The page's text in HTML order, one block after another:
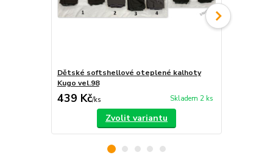
Dětské softshellové oteplené kalhoty
Kugo vel.98
439 Kč/ks Skladem 2 ks
Zvolit variantu